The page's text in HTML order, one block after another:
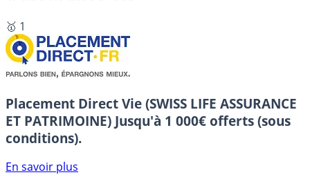
🥇 1
Placement Direct Vie (SWISS LIFE ASSURANCE
ET PATRIMOINE) Jusqu'à 1 000€ offerts (sous
conditions).
En savoir plus